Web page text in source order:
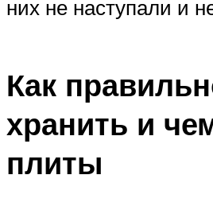
них не наступали и
Как
хранить и
плиты